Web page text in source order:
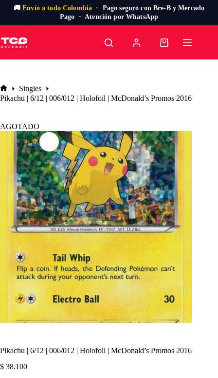
🚚Envío a todo Colombia · Pago seguro con Bre-B y Mercado
Pago · Atención por WhatsApp
al
contenido
Carro
Inicio
Singles
Pikachu | 6/12 | 006/012 | Holofoil | McDonald’s Promos 2016
AGOTADO
Pikachu | 6/12 | 006/012 | Holofoil | McDonald’s Promos 2016
$ 38.100